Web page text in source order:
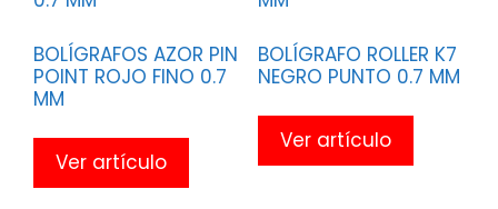
BOLÍGRAFOS AZOR PIN
POINT ROJO FINO 0.7
MM
Ver artículo
BOLÍGRAFO ROLLER K7
NEGRO PUNTO 0.7 MM
Ver artículo